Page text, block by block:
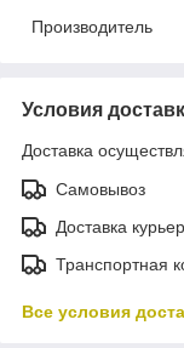
Производитель
Условия
Доставка
Самовывоз
Доставка
Транспортная
Все условия